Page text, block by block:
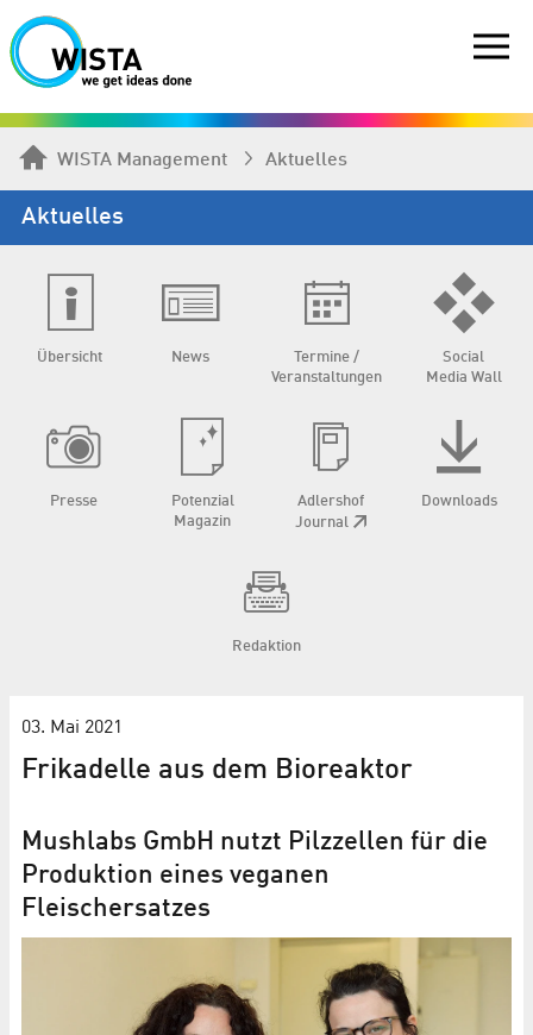
WISTA Management Aktuelles
Aktuelles
Übersicht News
Termine /
Veranstaltungen
Social
Media Wall
Presse
Potenzial
Magazin
Adlershof
Journal
Downloads
Redaktion
03. Mai 2021
Frikadelle aus dem Bioreaktor
Mushlabs GmbH nutzt Pilzzellen für die
Produktion eines veganen
Fleischersatzes